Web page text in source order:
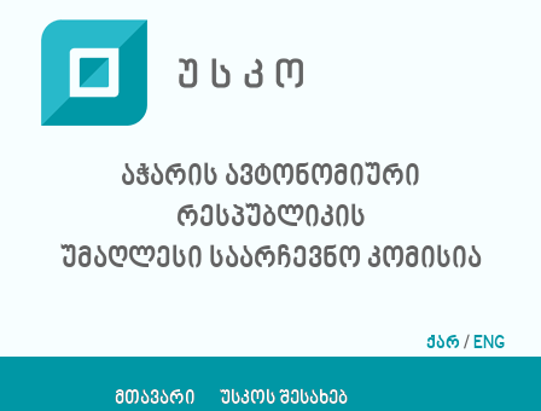
აჭარის ავტონომიური
რესპუბლიკის
უმაღლესი საარჩევნო კომისია
ქარ /ENG
ᲛᲗᲐᲕᲐᲠᲘ
ᲣᲡᲙᲝᲡ ᲨᲔᲡᲐᲮᲔᲑ